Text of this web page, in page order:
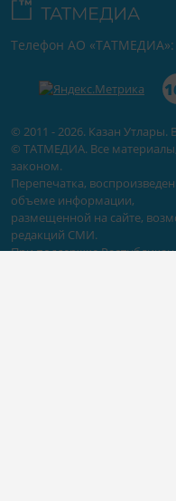
© 2011 - 2026. Казан
© ТАТМЕДИА. Все
законом.
Перепечатка,
объеме информации,
размещенной на сайте,
редакций СМИ.
При поддержке
Телефон АО «ТАТМЕДИА»: